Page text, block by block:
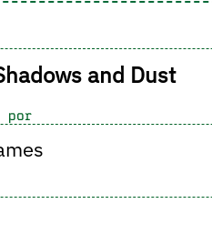
and Dust
por